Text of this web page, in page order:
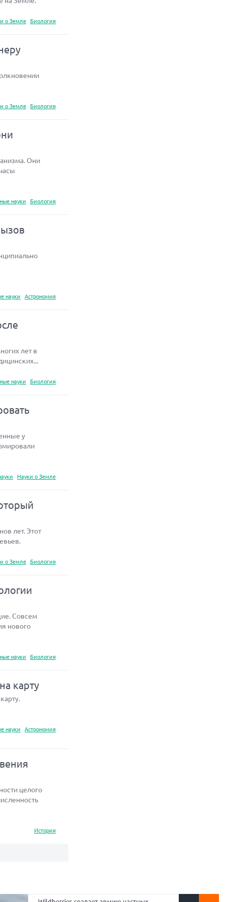
о Земле Биология
о Земле Биология
Они
науки
Биология
науки Астрономия
лет в
науки
Биология
у
Науки о Земле
лет. Этот
о Земле Биология
Совсем
нового
науки
Биология
карту
науки
Астрономия
целого
История